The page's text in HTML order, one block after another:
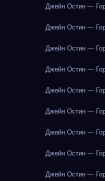
Джейн Остин —
Джейн Остин —
Джейн Остин —
Джейн Остин —
Джейн Остин —
Джейн Остин —
Джейн Остин —
Джейн Остин —
Джейн Остин —